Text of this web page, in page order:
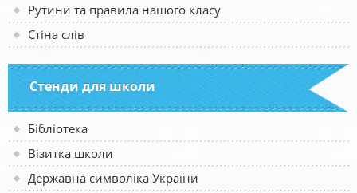
Рутини та правила нашого класу
Стіна слів
Стенди для школи
Бібліотека
Візитка школи
Державна символіка України